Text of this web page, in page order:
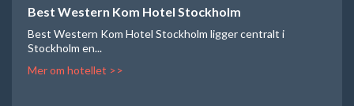
Best Western Kom Hotel Stockholm
Best Western Kom Hotel Stockholm ligger centralt i
Stockholm en...
Mer om hotellet >>